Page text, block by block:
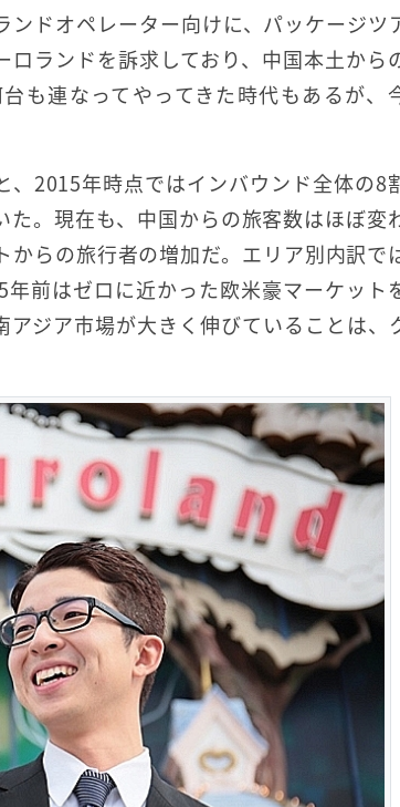
ドオペレーター向けに、パッケージツ
ランドを訴求しており、中国本土から
も連なってやってきた時代もあるが、
2015年時点ではインバウンド全体の8
。現在も、中国からの旅客数はほぼ変
らの旅行者の増加だ。エリア別内訳で
前はゼロに近かった欧米豪マーケット
ジア市場が大きく伸びていることは、